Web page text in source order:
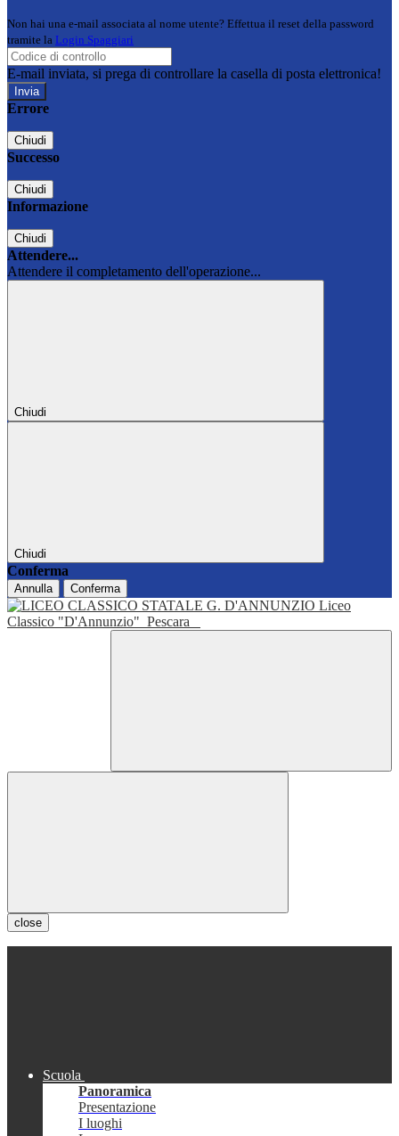
Non hai una e-mail associata al nome utente? Effettua il reset della password
tramite la Login Spaggiari
E-mail inviata, si prega di controllare la casella di posta elettronica!
Errore
Chiudi
Successo
Chiudi
Informazione
Chiudi
Attendere...
Attendere il completamento dell'operazione...
Chiudi
Chiudi
Conferma
Annulla Conferma
Liceo
Classico "D'Annunzio" Pescara
close
Scuola
Panoramica
Presentazione
I luoghi